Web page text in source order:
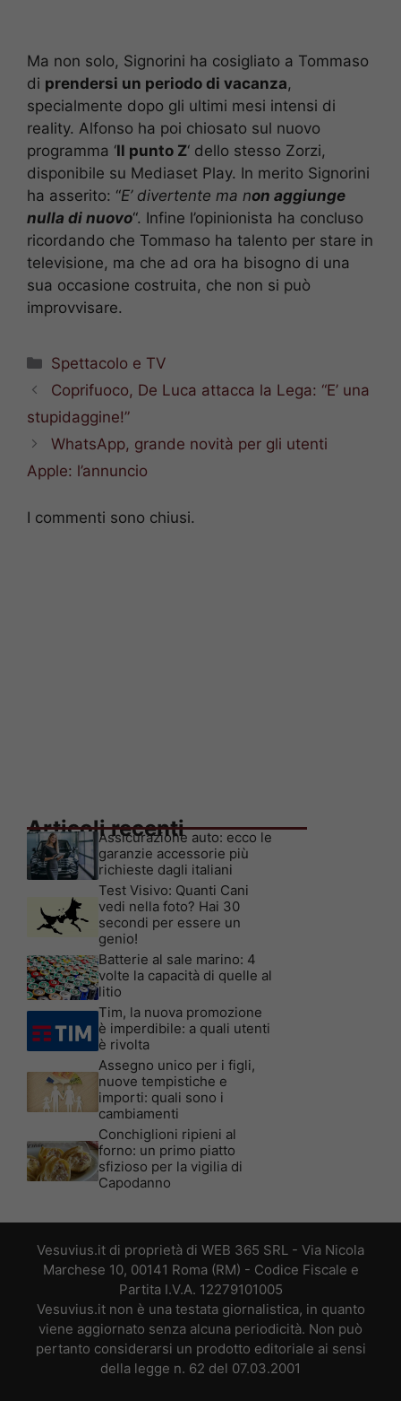
Ma non solo, Signorini ha cosigliato a Tommaso
di prendersi un periodo di vacanza,
specialmente dopo gli ultimi mesi intensi di
reality. Alfonso ha poi chiosato sul nuovo
programma ‘Il punto Z‘ dello stesso Zorzi,
disponibile su Mediaset Play. In merito Signorini
ha asserito: “E’ divertente ma non aggiunge
nulla di nuovo“. Infine l’opinionista ha concluso
ricordando che Tommaso ha talento per stare in
televisione, ma che ad ora ha bisogno di una
sua occasione costruita, che non si può
improvvisare.
Categorie
Spettacolo e TV
Coprifuoco, De Luca attacca la Lega: “E’ una
stupidaggine!”
WhatsApp, grande novità per gli utenti
Apple: l’annuncio
I commenti sono chiusi.
Articoli recenti
Assicurazione auto: ecco le
garanzie accessorie più
richieste dagli italiani
Test Visivo: Quanti Cani
vedi nella foto? Hai 30
secondi per essere un
genio!
Batterie al sale marino: 4
volte la capacità di quelle al
litio
Tim, la nuova promozione
è imperdibile: a quali utenti
è rivolta
Assegno unico per i figli,
nuove tempistiche e
importi: quali sono i
cambiamenti
Conchiglioni ripieni al
forno: un primo piatto
sfizioso per la vigilia di
Capodanno
Vesuvius.it di proprietà di WEB 365 SRL - Via Nicola
Marchese 10, 00141 Roma (RM) - Codice Fiscale e
Partita I.V.A. 12279101005
Vesuvius.it non è una testata giornalistica, in quanto
viene aggiornato senza alcuna periodicità. Non può
pertanto considerarsi un prodotto editoriale ai sensi
della legge n. 62 del 07.03.2001